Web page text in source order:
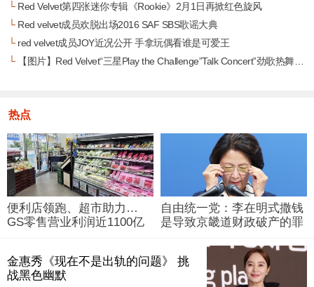
└Red Velvet第四张迷你专辑《Rookie》2月1日再掀红色旋风
└Red velvet成员欢脱出场2016 SAF SBS歌谣大典
└red velvet成员JOY近况公开 手拿玩偶看谁是可爱王
└【图片】Red Velvet“三星Play the Challenge”Talk Concert”劲歌热舞气氛棒
热点
便利店领跑、超市助力…
GS零售营业利润近1100亿
自由统一党：李在明式撒钱
是导致京畿道财政破产的罪
金惠秀《现在不是出轨的问题》 挑
战黑色幽默